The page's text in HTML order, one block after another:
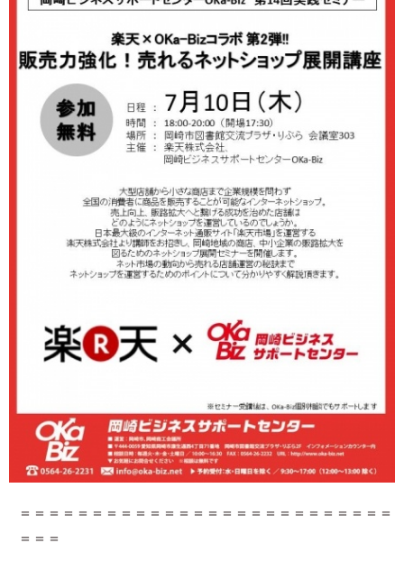
＝＝＝＝＝＝＝＝＝＝＝＝＝＝＝＝＝＝＝＝＝＝＝＝＝＝
＝＝＝